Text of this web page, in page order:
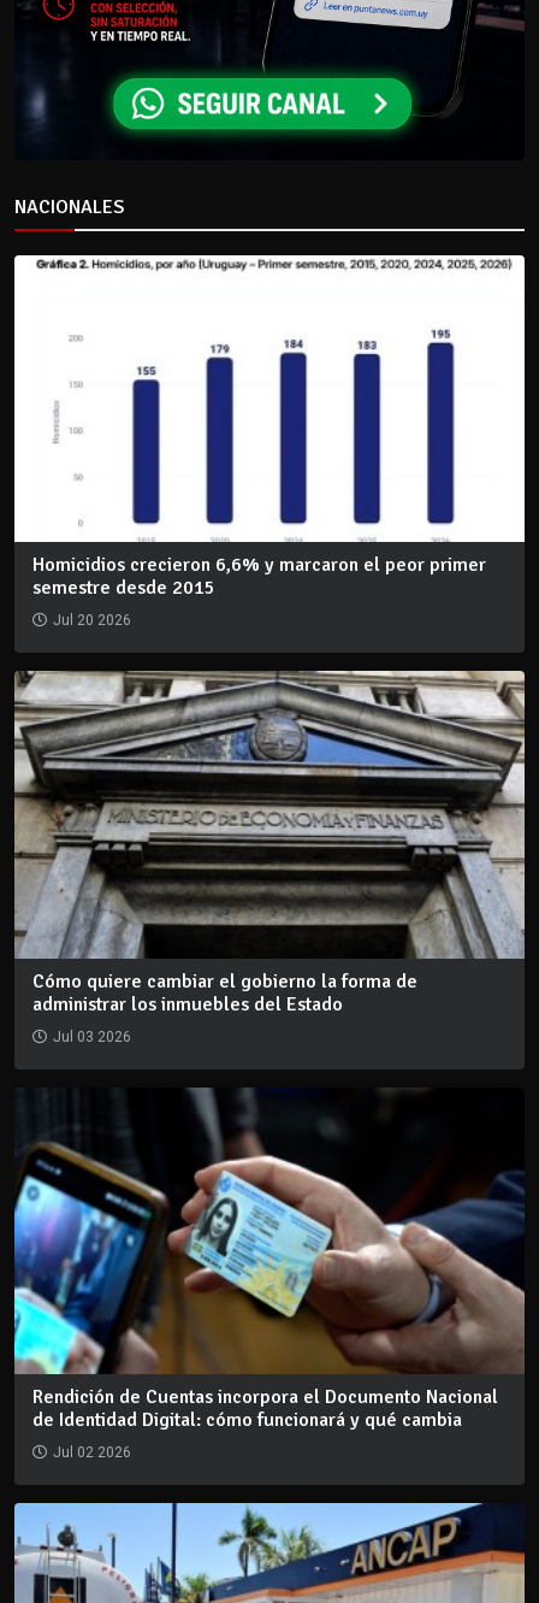
NACIONALES
Homicidios crecieron 6,6% y marcaron el peor primer
semestre desde 2015
Jul 20 2026
Cómo quiere cambiar el gobierno la forma de
administrar los inmuebles del Estado
Jul 03 2026
Rendición de Cuentas incorpora el Documento Nacional
de Identidad Digital: cómo funcionará y qué cambia
Jul 02 2026